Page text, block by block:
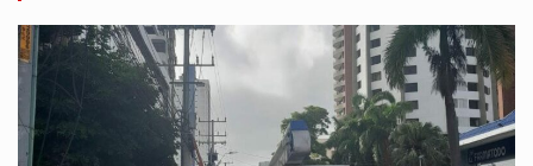
ELÉCTRICOS
SOLEDAD
Y